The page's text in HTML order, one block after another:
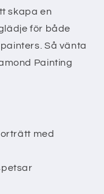
skapa en
för både
Så vänta
Painting
med